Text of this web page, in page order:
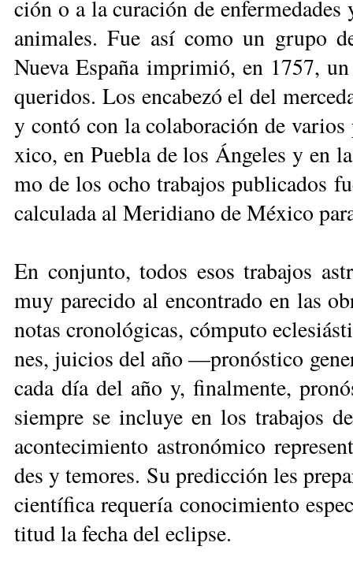
ción o a la cu­ra­ción de
ani­ma­les. Fue así co­mo un gru­po
Nue­va Es­pa­ña im­pri­mió, en 1757,
que­ri­dos. Los en­ca­be­zó el del
y con­tó con la co­la­bo­ra­ción de
xi­co, en Pue­bla de los Án­ge­les y en
mo de los ocho tra­ba­jos pu­bli­ca­dos
cal­cu­la­da al Me­ri­dia­no de Mé­xi­co
En con­jun­to, to­dos esos tra­ba­jos
muy pa­re­ci­do al en­con­tra­do en las
no­tas cro­no­ló­gi­cas, cóm­pu­to
nes, jui­cios del año —pro­nós­ti­co
ca­da día del año y, fi­nal­men­te,
siem­pre se in­clu­ye en los tra­ba­jos
acon­te­ci­mien­to as­tro­nó­mi­co
des y te­mo­res. Su pre­dic­ción les
cien­tí­fi­ca re­que­ría co­no­ci­mien­to
ti­tud la fe­cha del eclip­se.